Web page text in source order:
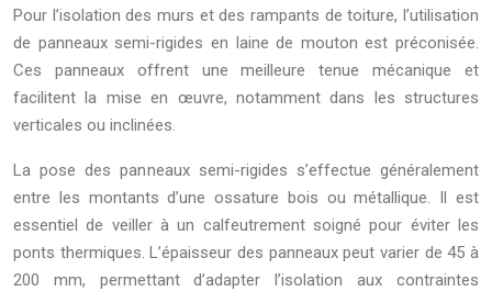
Pour l’isolation des murs et des rampants de toiture, l’utilisation
de panneaux semi-rigides en laine de mouton est préconisée.
Ces panneaux offrent une meilleure tenue mécanique et
facilitent la mise en œuvre, notamment dans les structures
verticales ou inclinées.
La pose des panneaux semi-rigides s’effectue généralement
entre les montants d’une ossature bois ou métallique. Il est
essentiel de veiller à un calfeutrement soigné pour éviter les
ponts thermiques. L’épaisseur des panneaux peut varier de 45 à
200 mm, permettant d’adapter l’isolation aux contraintes